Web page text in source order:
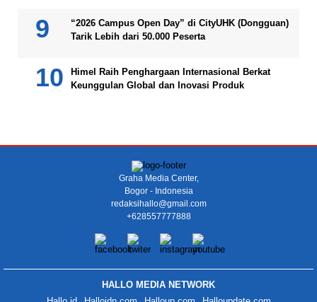
“2026 Campus Open Day” di CityUHK (Dongguan)
Tarik Lebih dari 50.000 Peserta
Himel Raih Penghargaan Internasional Berkat
Keunggulan Global dan Inovasi Produk
Graha Media Center,
Bogor - Indonesia
redaksihallo@gmail.com
+628557777888
HALLO MEDIA NETWORK